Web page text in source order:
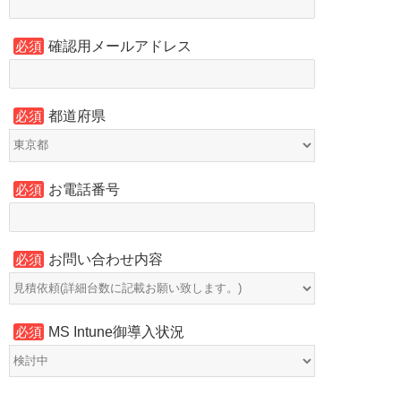
必須 確認用メールアドレス
必須 都道府県
必須 お電話番号
必須 お問い合わせ内容
必須 MS Intune御導入状況